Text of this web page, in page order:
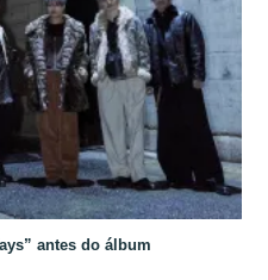
antes do álbum